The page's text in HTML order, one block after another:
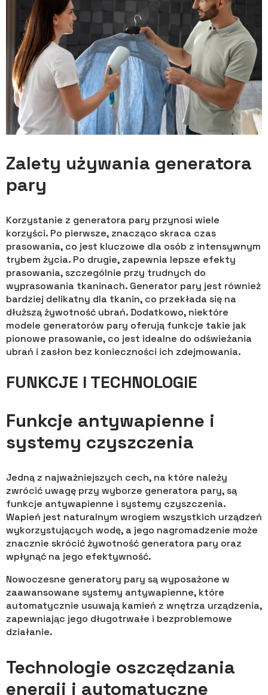
Zalety używania generatora
pary
Korzystanie z generatora pary przynosi wiele
korzyści. Po pierwsze, znacząco skraca czas
prasowania, co jest kluczowe dla osób z intensywnym
trybem życia. Po drugie, zapewnia lepsze efekty
prasowania, szczególnie przy trudnych do
wyprasowania tkaninach. Generator pary jest również
bardziej delikatny dla tkanin, co przekłada się na
dłuższą żywotność ubrań. Dodatkowo, niektóre
modele generatorów pary oferują funkcje takie jak
pionowe prasowanie, co jest idealne do odświeżania
ubrań i zasłon bez konieczności ich zdejmowania.
FUNKCJE I TECHNOLOGIE
Funkcje antywapienne i
systemy czyszczenia
Jedną z najważniejszych cech, na które należy
zwrócić uwagę przy wyborze generatora pary, są
funkcje antywapienne i systemy czyszczenia.
Wapień jest naturalnym wrogiem wszystkich urządzeń
wykorzystujących wodę, a jego nagromadzenie może
znacznie skrócić żywotność generatora pary oraz
wpłynąć na jego efektywność.
Nowoczesne generatory pary są wyposażone w
zaawansowane systemy antywapienne, które
automatycznie usuwają kamień z wnętrza urządzenia,
zapewniając jego długotrwałe i bezproblemowe
działanie.
Technologie oszczędzania
energii i automatyczne